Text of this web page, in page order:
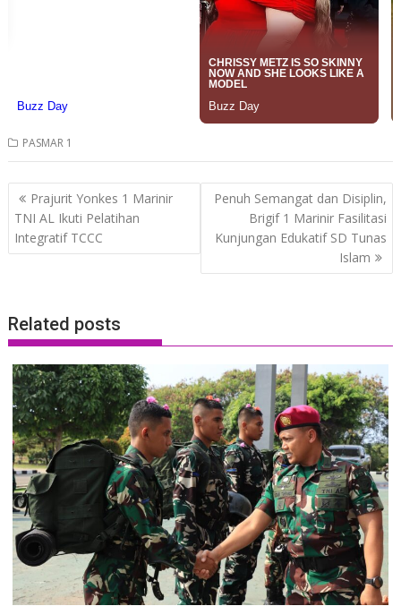
PASMAR 1
Post
navigation
Prajurit Yonkes 1 Marinir
TNI AL Ikuti Pelatihan
Integratif TCCC
Penuh Semangat dan Disiplin,
Brigif 1 Marinir Fasilitasi
Kunjungan Edukatif SD Tunas
Islam
Related posts